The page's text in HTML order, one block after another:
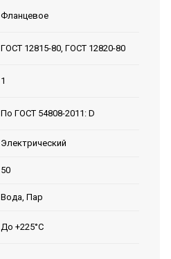
Фланцевое
ГОСТ 12815-80, ГОСТ 12820-80
1
По ГОСТ 54808-2011: D
Электрический
50
Вода, Пар
До +225°С